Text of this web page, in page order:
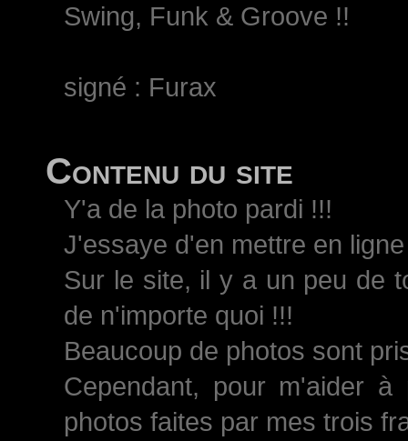
Swing, Funk & Groove !!
signé : Furax
Contenu du site
Y'a de la photo pardi !!!
J'essaye d'en mettre en
Sur le site, il y a un peu de
de n'importe quoi !!!
Beaucoup de photos sont
Cependant, pour m'aider
photos faites par mes trois